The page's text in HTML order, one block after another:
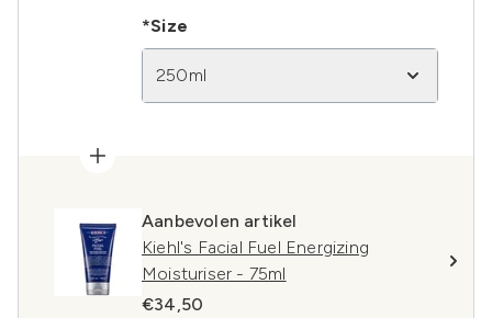
*Size
250ml
Aanbevolen artikel
Kiehl's Facial Fuel Energizing
Moisturiser - 75ml
€34,50